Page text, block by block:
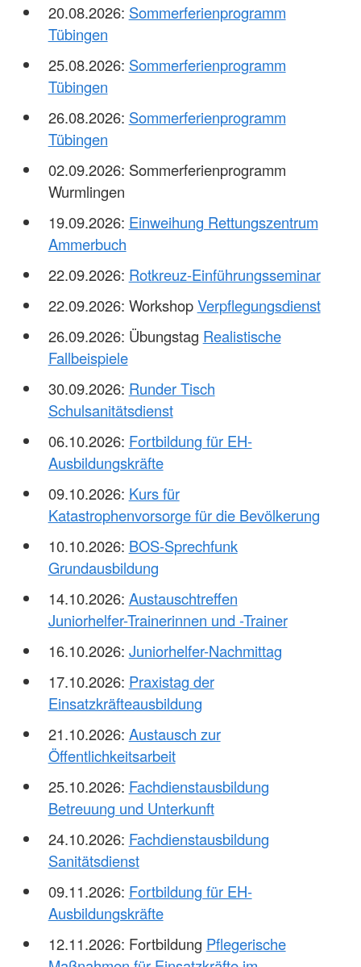
20.08.2026: Sommerferienprogramm
Tübingen
25.08.2026: Sommerferienprogramm
Tübingen
26.08.2026: Sommerferienprogramm
Tübingen
02.09.2026: Sommerferienprogramm
Wurmlingen
19.09.2026: Einweihung Rettungszentrum
Ammerbuch
22.09.2026: Rotkreuz-Einführungsseminar
22.09.2026: WorkshopVerpflegungsdienst
26.09.2026: Übungstag Realistische
Fallbeispiele
30.09.2026: Runder Tisch
Schulsanitätsdienst
06.10.2026: Fortbildung für EH-
Ausbildungskräfte
09.10.2026: Kurs für
Katastrophenvorsorge für die Bevölkerung
10.10.2026: BOS-Sprechfunk
Grundausbildung
14.10.2026: Austauschtreffen
Juniorhelfer-Trainerinnen und -Trainer
16.10.2026: Juniorhelfer-Nachmittag
17.10.2026: Praxistag der
Einsatzkräfteausbildung
21.10.2026: Austausch zur
Öffentlichkeitsarbeit
25.10.2026: Fachdienstausbildung
Betreuung und Unterkunft
24.10.2026: Fachdienstausbildung
Sanitätsdienst
09.11.2026: Fortbildung für EH-
Ausbildungskräfte
12.11.2026: Fortbildung Pflegerische